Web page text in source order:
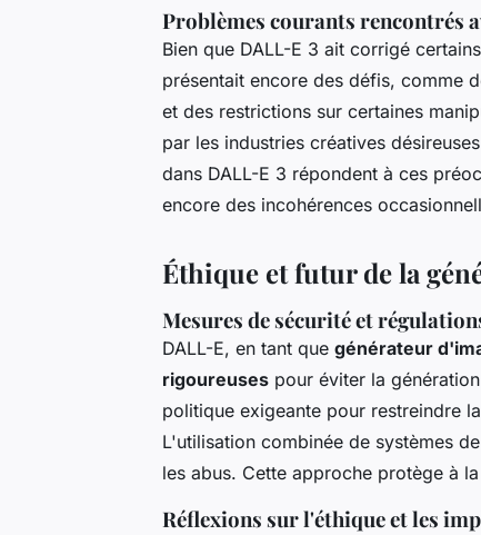
Problèmes courants rencontrés
Bien que DALL-E 3 ait corrigé
présentait encore des défis, comme
et des restrictions sur certaines
par les industries créatives
dans DALL-E 3 répondent à ces
encore des incohérences
Éthique et futur de la
Mesures de sécurité et
DALL-E, en tant que générateur
rigoureuses pour éviter la
politique exigeante pour restreindre
L'utilisation combinée de systèmes
les abus. Cette approche protège à
Réflexions sur l'éthique et les